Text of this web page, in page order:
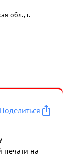
обл., г.
Поделиться
печати на